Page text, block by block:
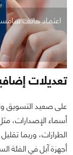
تعديلات
على صعيد التسويق
الطرازات، وربما
أجهزة آبل في الفئة